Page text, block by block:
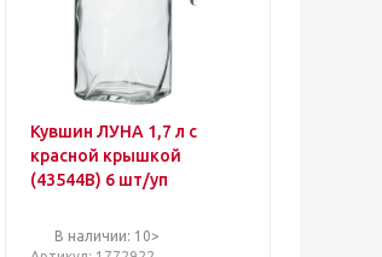
Кувшин ЛУНА 1,7 л с
красной крышкой
(43544B) 6 шт/уп
В наличии: 10>